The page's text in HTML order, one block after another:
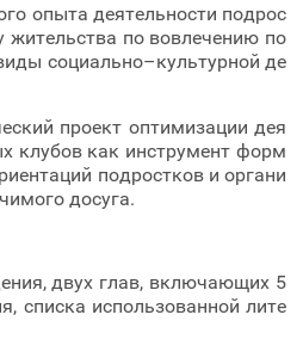
опыта деятельности подрос
жительства по вовлечению по
социально–культурной де
проект оптимизации дея
клубов как инструмент форм
подростков и органи
досуга.
двух глав, включающих 5
списка использованной лите